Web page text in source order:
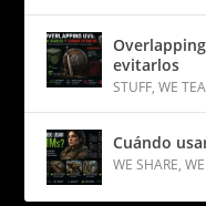
evitarlos
STUFF,WE
Cuándo
WE SHARE,